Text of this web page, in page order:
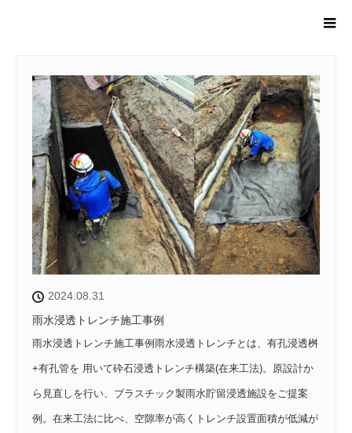
2024.08.31
雨水浸透トレンチ施工事例
雨水浸透トレンチ施工事例雨水浸透トレンチとは、有孔浸透桝
+有孔管を 用いて砕石浸透トレンチ構築(在来工法)。原設計か
ら見直しを行い、ブラスチック製雨水貯留浸透施設をご提案
例。在来工法に比べ、空隙率が高くトレンチ設置面積が低減が